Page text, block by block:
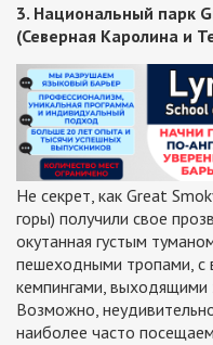
3. Национальный парк
(Северная Каролина и
Не секрет, как Great
горы) получили свое
окутанная густым
пешеходными тропами, с
кемпингами, выходящими
Возможно,
наиболее часто